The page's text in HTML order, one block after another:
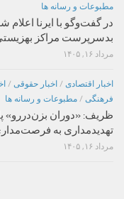
مطبوعات و رسانه ها
بدسرپرست مراکز
مرداد ۱۶, ۱۴۰۵
اخبار اقتصادی / اخبار حقوقی /
فرهنگی / مطبوعات و رسانه ها
ظریف: «دوران بزن‌دررو»
تهدیدمداری به
مرداد ۱۶, ۱۴۰۵